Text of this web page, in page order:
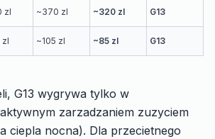
zl ~370 zl ~320 zl G13
zl ~105 zl ~85 zl G13
G13 wygrywa tylko w
zarzadzaniem zuzyciem
ciepla nocna). Dla przecietnego